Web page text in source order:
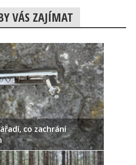
VÁS ZAJÍMAT
co zachrání